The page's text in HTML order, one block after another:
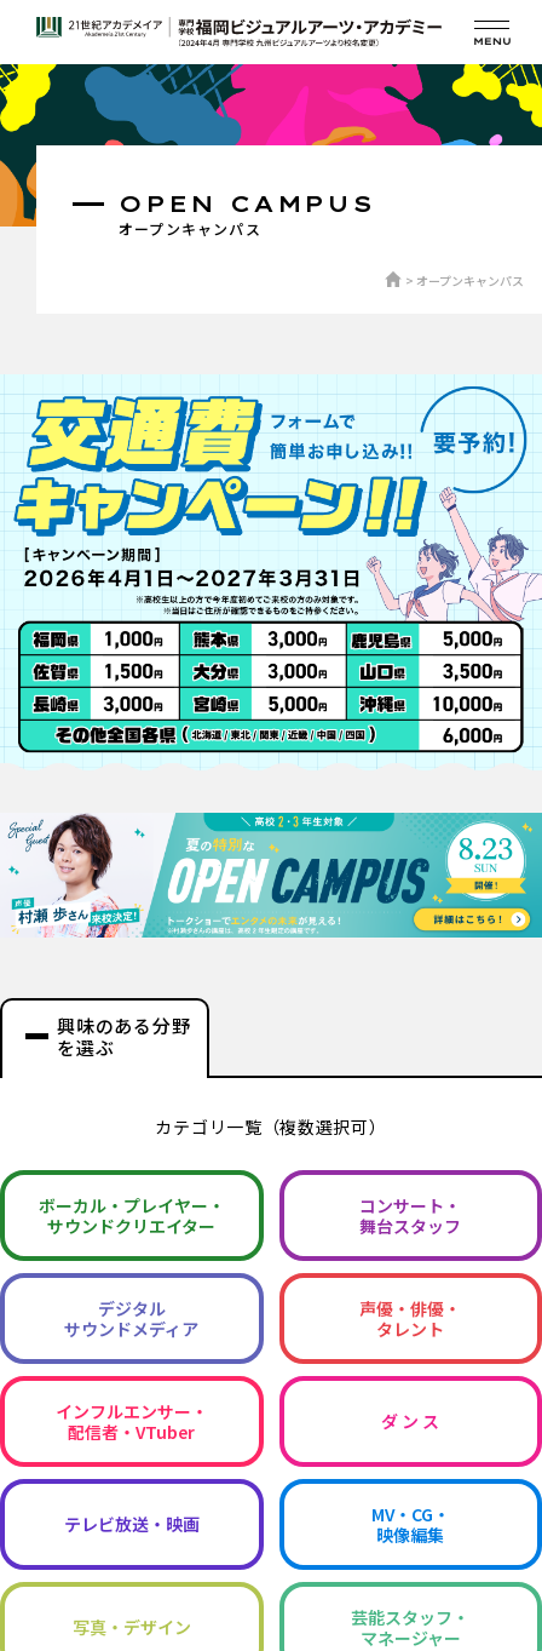
オープンキャンパス
OPEN CAMPUS
オープンキャンパス
興味のある分野
を選ぶ
カテゴリ一覧（複数選択可）
ボーカル・ プレイヤー・
サウンドクリエイター
コンサート・
舞台スタッフ
デジタル
サウンドメディア
声優・俳優・
タレント
インフルエンサー・
配信者・VTuber
ダ ン ス
テレビ放送・映画
MV・CG・
映像編集
写真・デザイン
芸能スタッフ・
マネージャー